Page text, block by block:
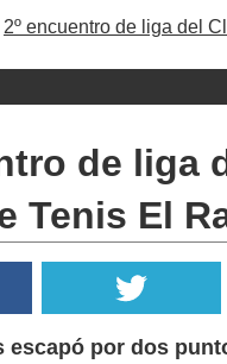
2º encuentro de liga del
de liga
Tenis El
escapó por dos